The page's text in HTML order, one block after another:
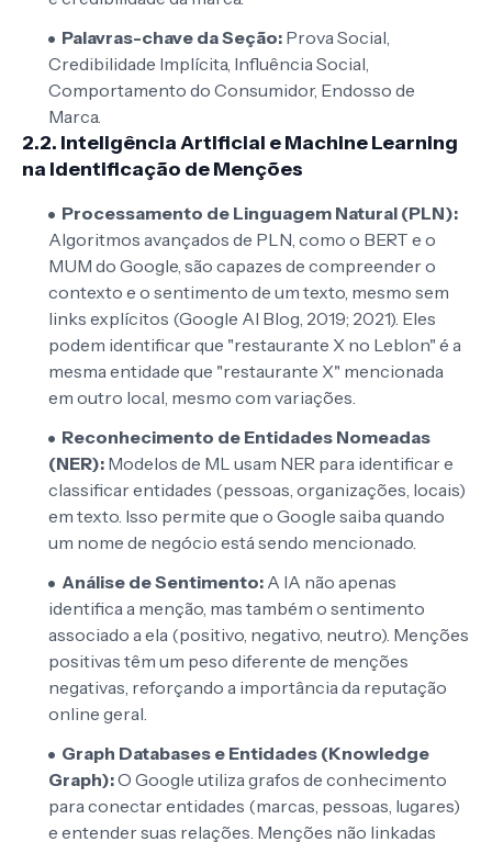
Palavras-chave da Seção: Prova Social,
Credibilidade Implícita, Influência Social,
Comportamento do Consumidor, Endosso de
Marca.
2.2. Inteligência Artificial e Machine Learning
na Identificação de Menções
Processamento de Linguagem Natural (PLN):
Algoritmos avançados de PLN, como o BERT e o
MUM do Google, são capazes de compreender o
contexto e o sentimento de um texto, mesmo sem
links explícitos (Google AI Blog, 2019; 2021). Eles
podem identificar que "restaurante X no Leblon" é a
mesma entidade que "restaurante X" mencionada
em outro local, mesmo com variações.
Reconhecimento de Entidades Nomeadas
(NER): Modelos de ML usam NER para identificar e
classificar entidades (pessoas, organizações, locais)
em texto. Isso permite que o Google saiba quando
um nome de negócio está sendo mencionado.
Análise de Sentimento: A IA não apenas
identifica a menção, mas também o sentimento
associado a ela (positivo, negativo, neutro). Menções
positivas têm um peso diferente de menções
negativas, reforçando a importância da reputação
online geral.
Graph Databases e Entidades (Knowledge
Graph):O Google utiliza grafos de conhecimento
para conectar entidades (marcas, pessoas, lugares)
e entender suas relações. Menções não linkadas